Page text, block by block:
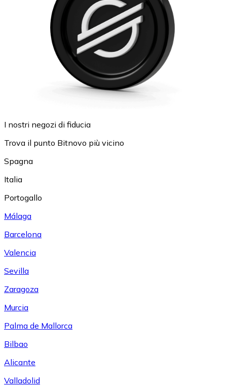
I nostri negozi di fiducia
Trova il punto Bitnovo più vicino
Spagna
Italia
Portogallo
Málaga
Barcelona
Valencia
Sevilla
Zaragoza
Murcia
Palma de Mallorca
Bilbao
Alicante
Valladolid